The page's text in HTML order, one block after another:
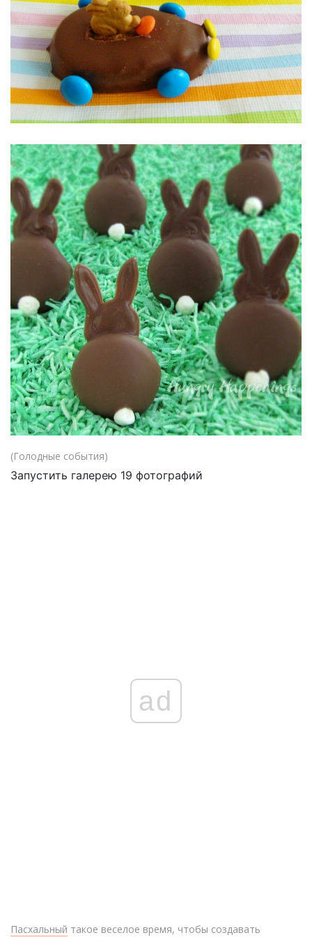
(Голодные события)
Запустить галерею 19 фотографий
ad
Пасхальный такое веселое время, чтобы создавать